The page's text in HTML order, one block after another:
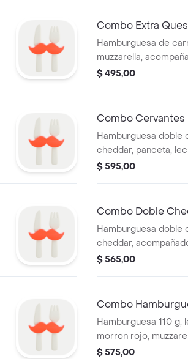
Combo Extra
Hamburguesa de
muzzarella,
refresco línea pepsi
$ 495,00
Combo Cervantes
Hamburguesa doble
cheddar, panceta,
morrón, huevo frito,
$ 595,00
Combo Doble
Hamburguesa doble
cheddar,
refresco línea pepsi
$ 565,00
Combo
Hamburguesa 110 g,
morron rojo,
muzzarella,
$ 575,00